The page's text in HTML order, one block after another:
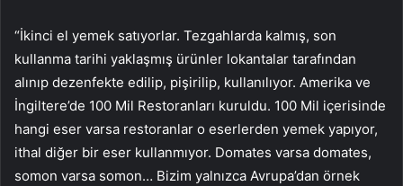
“İkinci el yemek satıyorlar. Tezgahlarda kalmış, son
kullanma tarihi yaklaşmış ürünler lokantalar tarafından
alınıp dezenfekte edilip, pişirilip, kullanılıyor. Amerika ve
İngiltere’de 100 Mil Restoranları kuruldu. 100 Mil içerisinde
hangi eser varsa restoranlar o eserlerden yemek yapıyor,
ithal diğer bir eser kullanmıyor. Domates varsa domates,
somon varsa somon… Bizim yalnızca Avrupa’dan örnek